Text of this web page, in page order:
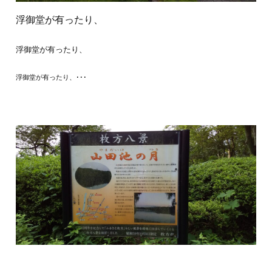
浮御堂が有ったり、
浮御堂が有ったり、
浮御堂が有ったり、･･･